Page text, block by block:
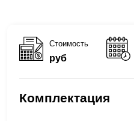
Стоимость
руб
Комплектация